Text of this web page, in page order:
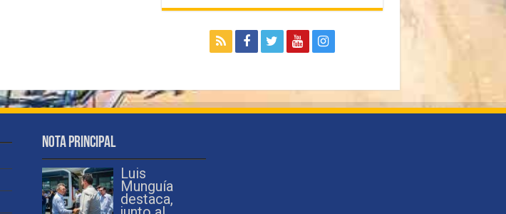
Nota Principal
Luis
Munguía
destaca,